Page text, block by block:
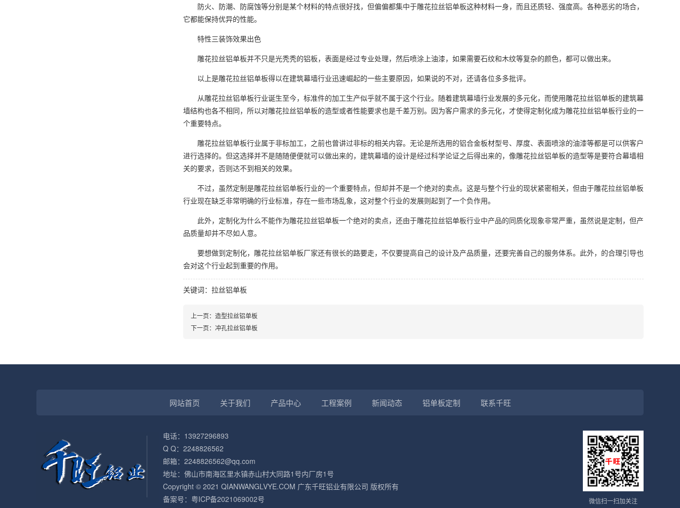
防火、防潮、防腐蚀等分别是某个材料的特点很好找，但偏偏都集中于雕花拉丝铝单板这种材料一身，而且还质轻、强度高。各种恶劣的场合，
它都能保持优异的性能。
特性三装饰效果出色
雕花拉丝铝单板并不只是光秃秃的铝板，表面是经过专业处理，然后喷涂上油漆，如果需要石纹和木纹等复杂的颜色，都可以做出来。
以上是雕花拉丝铝单板得以在建筑幕墙行业迅速崛起的一些主要原因，如果说的不对，还请各位多多批评。
从雕花拉丝铝单板行业诞生至今，标准件的加工生产似乎就不属于这个行业。随着建筑幕墙行业发展的多元化，而使用雕花拉丝铝单板的建筑幕
墙结构也各不相同，所以对雕花拉丝铝单板的造型或者性能要求也是千差万别。因为客户需求的多元化，才使得定制化成为雕花拉丝铝单板行业的一
个重要特点。
雕花拉丝铝单板行业属于非标加工，之前也曾讲过非标的相关内容。无论是所选用的铝合金板材型号、厚度、表面喷涂的油漆等都是可以供客户
进行选择的。但这选择并不是随随便便就可以做出来的，建筑幕墙的设计是经过科学论证之后得出来的，像雕花拉丝铝单板的造型等是要符合幕墙相
关的要求，否则达不到相关的效果。
不过，虽然定制是雕花拉丝铝单板行业的一个重要特点，但却并不是一个绝对的卖点。这是与整个行业的现状紧密相关，但由于雕花拉丝铝单板
行业现在缺乏非常明确的行业标准，存在一些市场乱象，这对整个行业的发展则起到了一个负作用。
此外，定制化为什么不能作为雕花拉丝铝单板一个绝对的卖点，还由于雕花拉丝铝单板行业中产品的同质化现象非常严重，虽然说是定制，但产
品质量却并不尽如人意。
要想做到定制化，雕花拉丝铝单板厂家还有很长的路要走，不仅要提高自己的设计及产品质量，还要完善自己的服务体系。此外，的合理引导也
会对这个行业起到重要的作用。
关键词：拉丝铝单板
上一页： 造型拉丝铝单板
下一页： 冲孔拉丝铝单板
网站首页 关于我们 产品中心 工程案例 新闻动态 铝单板定制 联系千旺
微信扫一扫加关注
电话：13927296893
Q Q：2248826562
邮箱：2248826562@qq.com
地址：佛山市南海区里水镇赤山村大同路1号内厂房1号
Copyright © 2021 QIANWANGLVYE.COM 广东千旺铝业有限公司 版权所有
备案号： 粤ICP备2021069002号